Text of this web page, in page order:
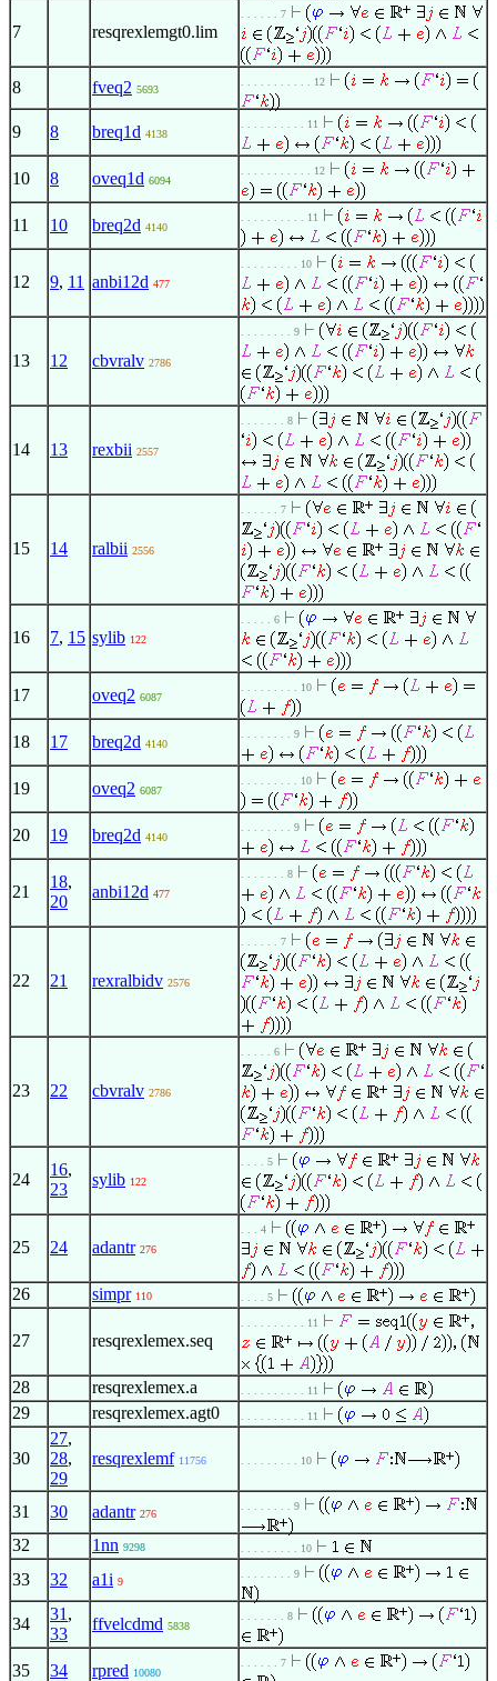
7 resqrexlemgt0.lim
. . . . . . 7
8 fveq2 5693
. . . . . . . . . . . 12
9 8 breq1d 4138
. . . . . . . . . . 11
10 8 oveq1d 6094
. . . . . . . . . . . 12
11 10 breq2d 4140
. . . . . . . . . . 11
12 9, 11 anbi12d 477
. . . . . . . . . 10
13 12 cbvralv 2786
. . . . . . . . 9
14 13 rexbii 2557
. . . . . . . 8
15 14 ralbii 2556
. . . . . . 7
16 7, 15 sylib 122
. . . . . 6
17 oveq2 6087
. . . . . . . . . 10
18 17 breq2d 4140
. . . . . . . . 9
19 oveq2 6087
. . . . . . . . . 10
20 19 breq2d 4140
. . . . . . . . 9
21
18,
20
anbi12d 477
. . . . . . . 8
22 21 rexralbidv 2576
. . . . . . 7
23 22 cbvralv 2786
. . . . . 6
24
16,
23
sylib 122
. . . . 5
25 24 adantr 276
. . . 4
26 simpr 110 . . . . 5
27 resqrexlemex.seq
. . . . . . . . . . 11
28 resqrexlemex.a . . . . . . . . . . 11
29 resqrexlemex.agt0 . . . . . . . . . . 11
30
27,
28,
29
resqrexlemf 11756 . . . . . . . . . 10
31 30 adantr 276
. . . . . . . . 9
32 1nn 9298 . . . . . . . . . 10
33 32 a1i 9
. . . . . . . . 9
34
31 ,
33
ffvelcdmd 5838
. . . . . . . 8
35 34 rpred 10080
. . . . . . 7